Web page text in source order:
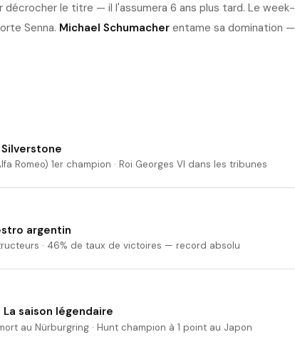
le titre — il l'assumera 6 ans plus tard. Le week-
Senna. Michael Schumacher entame sa domination —
Silverstone
Romeo) 1er champion · Roi Georges VI dans les tribunes
argentin
· 46% de taux de victoires — record absolu
saison légendaire
au Nürburgring · Hunt champion à 1 point au Japon